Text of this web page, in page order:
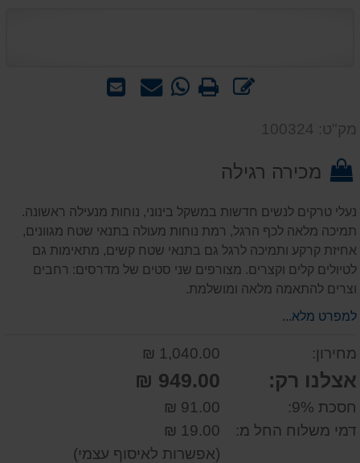
שלח
שאל WhatsApp
הדפס
מק"ט: 100324
מכירה רגילה
נעלי טרקים לנשים חדשות במשקל בינוני, נוחות מנעילה ראשונה.
תמיכה מלאה לכף הרגל, רמת נוחות מעולה בתנאי שטח מגוונים,
אחיזת קרקע ותמיכה לרגל גם בתנאי שטח קשים, מתאימות גם
לטיולים קלים וקצרים. מצורפים שני סטים של מדרסים: רחבים
וצרים להתאמה מלאה ומושלמת.
למפרט מלא...
מחירון: 1,040.00 ₪
אצלנו רק: 949.00 ₪
חסכת 9%:
91.00 ₪
דמי משלוח החל מ:
19.00 ₪
(אפשרות לאיסוף עצמי)